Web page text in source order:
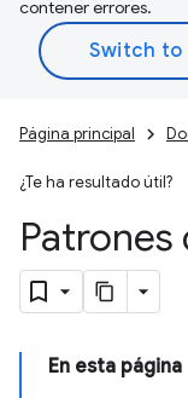
contener errores.
Página principal
¿Te ha resultado útil?
Patrones
En esta página